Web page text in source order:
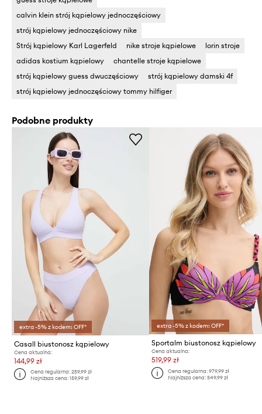
calvin klein strój kąpielowy jednoczęściowy
strój kąpielowy jednoczęściowy nike
Strój kąpielowy Karl Lagerfeld
nike stroje kąpielowe
lorin stroje
adidas kostium kąpielowy
chantelle stroje kąpielowe
strój kąpielowy guess dwuczęściowy
strój kąpielowy damski 4f
strój kąpielowy jednoczęściowy tommy hilfiger
Podobne produkty
extra -5% z kodem: OFF*
Casall biustonosz kąpielowy
Cena aktualna:
144,99 zł
Cena regularna:259,99 zł
Najniższa cena:159,99 zł
extra -5% z kodem: OFF*
Sportalm biustonosz kąpielowy
Cena aktualna:
519,99 zł
Cena regularna: 979,99 zł
Najniższa cena: 549,99 zł